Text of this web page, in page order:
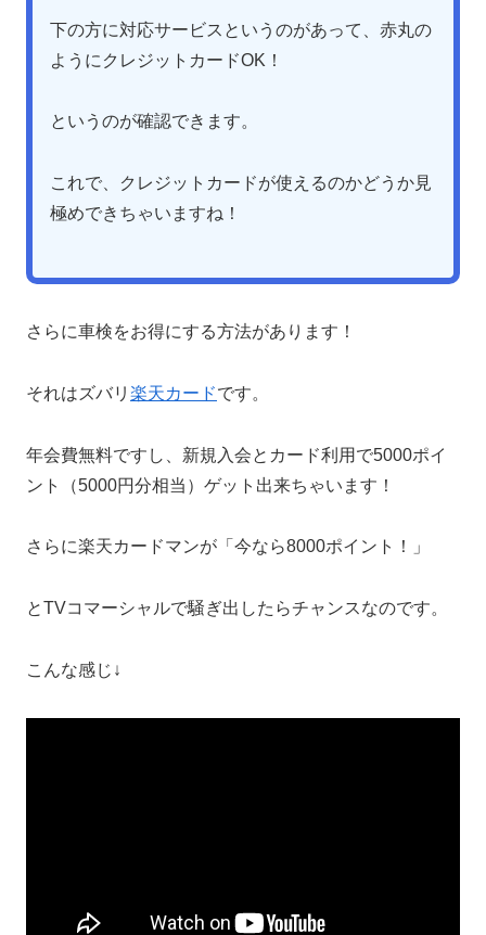
下の方に対応サービスというのがあって、赤丸の
ようにクレジットカードOK！
というのが確認できます。
これで、クレジットカードが使えるのかどうか見
極めできちゃいますね！
さらに車検をお得にする方法があります！
それはズバリ 楽天カードです。
年会費無料ですし、新規入会とカード利用で5000ポイ
ント（5000円分相当）ゲット出来ちゃいます！
さらに楽天カードマンが「今なら8000ポイント！」
とTVコマーシャルで騒ぎ出したらチャンスなのです。
こんな感じ↓